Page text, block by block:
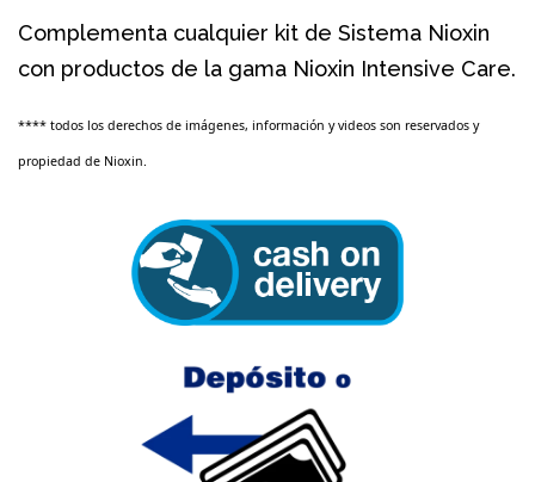
Complementa cualquier kit de Sistema Nioxin
con productos de la gama Nioxin Intensive Care.
**** todos los derechos de imágenes, información y videos son reservados y
propiedad de Nioxin.